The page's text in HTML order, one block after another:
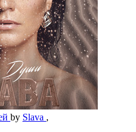
by Slava ,